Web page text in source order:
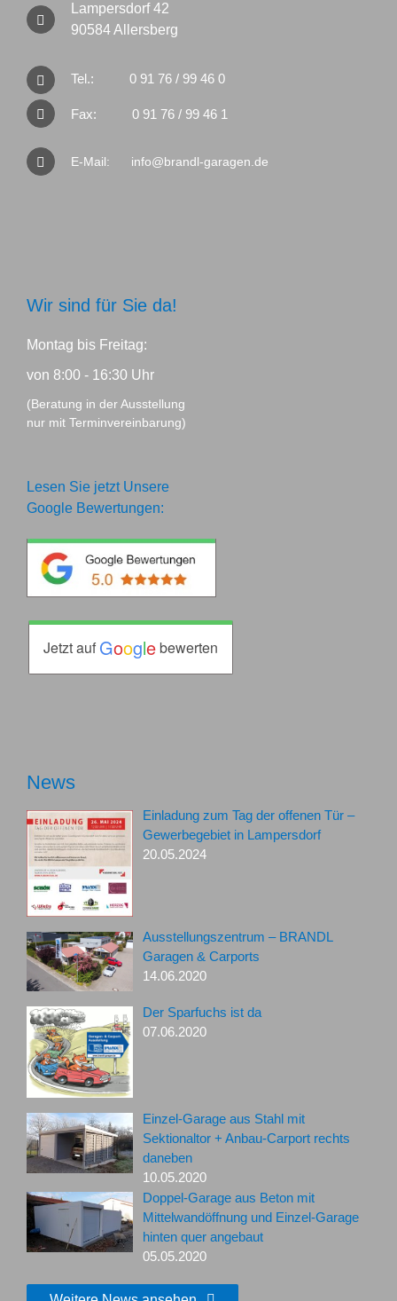
Lampersdorf 42
90584 Allersberg
Tel.: 0 91 76 / 99 46 0
Fax: 0 91 76 / 99 46 1
E-Mail: info@brandl-garagen.de
Wir sind für Sie da!
Montag bis Freitag:
von 8:00 - 16:30 Uhr
(Beratung in der Ausstellung
nur mit Terminvereinbarung)
Lesen Sie jetzt Unsere
Google Bewertungen:
Jetzt auf Googlebewerten
News
Einladung zum Tag der offenen Tür –
Gewerbegebiet in Lampersdorf
20.05.2024
Ausstellungszentrum – BRANDL
Garagen & Carports
14.06.2020
Der Sparfuchs ist da
07.06.2020
Einzel-Garage aus Stahl mit
Sektionaltor + Anbau-Carport rechts
daneben
10.05.2020
Doppel-Garage aus Beton mit
Mittelwandöffnung und Einzel-Garage
hinten quer angebaut
05.05.2020